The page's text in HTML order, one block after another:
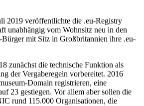
2019 veröffentlichte die .eu-Registry
unabhängig vom Wohnsitz neu in den
mit Sitz in Großbritannien ihre .eu-
zunächst die technische Funktion als
der Vergaberegeln vorbereitet. 2016
Domain registrieren, eine
23 gestiegen. Vor allem aber sollen die
rund 115.000 Organisationen, die